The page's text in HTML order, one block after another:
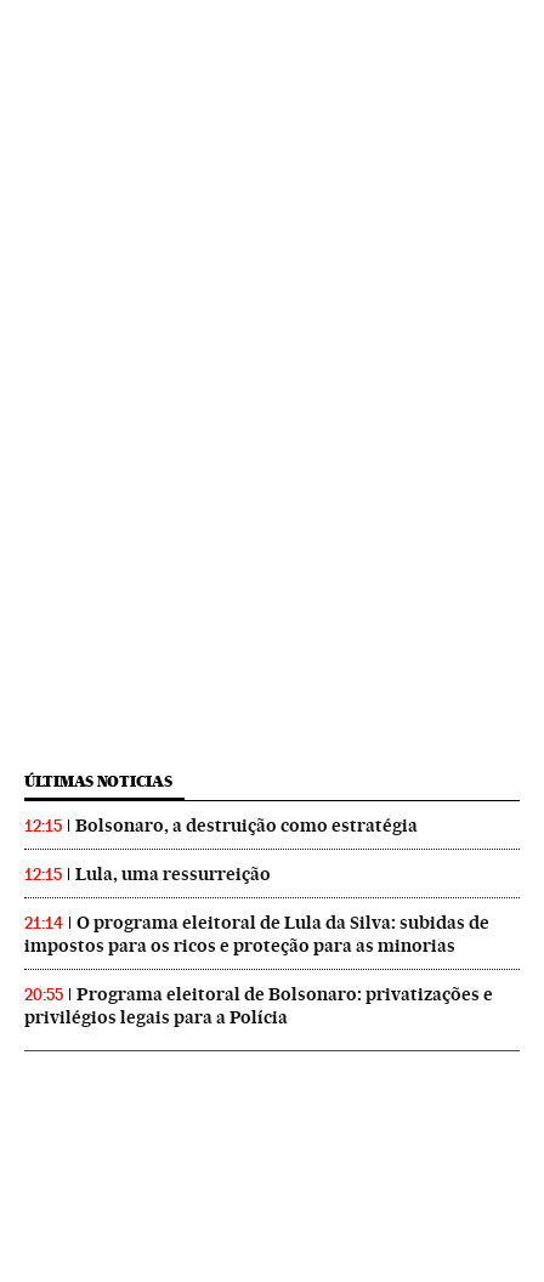
ÚLTIMAS NOTICIAS
12:15 Bolsonaro, a destruição como estratégia
12:15 Lula, uma ressurreição
21:14
O programa eleitoral de Lula da Silva: subidas de
impostos para os ricos e proteção para as minorias
20:55
Programa eleitoral de Bolsonaro: privatizações e
privilégios legais para a Polícia